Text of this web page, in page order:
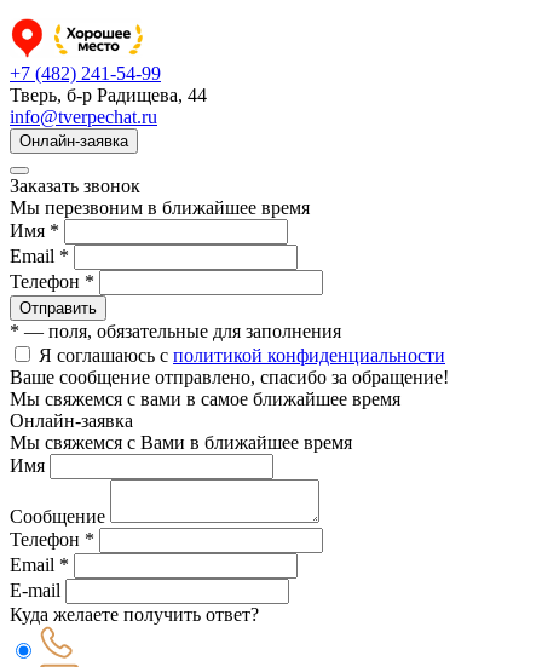
+7 (482) 241-54-99
Тверь, б-р Радищева, 44
info@tverpechat.ru
Онлайн-заявка
Заказать звонок
Мы перезвоним в ближайшее время
Имя *
Email *
Телефон *
Отправить
* — поля, обязательные для заполнения
Я соглашаюсь с политикой конфиденциальности
Ваше сообщение отправлено, спасибо за обращение!
Мы свяжемся с вами в самое ближайшее время
Онлайн-заявка
Мы свяжемся с Вами в ближайшее время
Имя
Сообщение
Телефон *
Email *
E-mail
Куда желаете получить ответ?